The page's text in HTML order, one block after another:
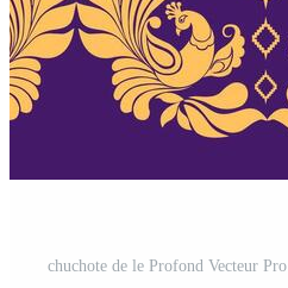
chuchote de le Profond Vecteur Pro